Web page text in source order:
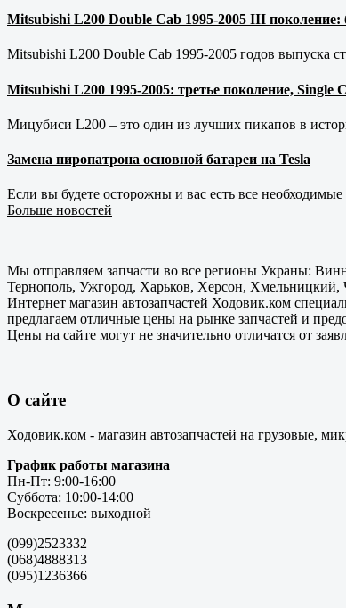
Mitsubishi L200 Double Cab 1995-2005 III
Mitsubishi L200 Double Cab 1995-2005 годов выпуска
Mitsubishi L200 1995-2005: третье поколение, Single
Мицубиси L200 – это один из лучших пикапов в
Замена пиропатрона основной батареи на Tesla
Если вы будете осторожны и вас есть все
Больше новостей
Мы отправляем запчасти во все регионы Украны:
Тернополь, Ужгород, Харьков, Херсон, Хмельницкий,
Интернет магазин автозапчастей Ходовик.ком
предлагаем отличные цены на рынке запчастей и
Цены на сайте могут не значительно отличатся от
О сайте
Ходовик.ком - магазин автозапчастей на грузовые,
График работы магазина
Пн-Пт: 9:00-16:00
Суббота: 10:00-14:00
Воскресенье: выходной
(099)2523332
(068)4888313
(095)1236366